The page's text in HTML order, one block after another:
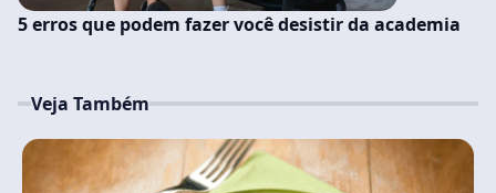
5 erros que podem fazer você desistir da academia
Veja Também